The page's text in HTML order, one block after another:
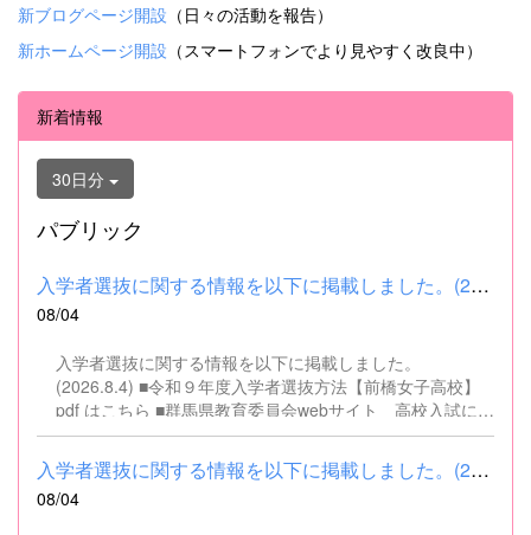
新ブログページ開設 （日々の活動を報告）
新ホームページ開設 （スマートフォンでより見やすく改良中）
新着情報
30日分
パブリック
入学者選抜に関する情報を以下に掲載しました。(2026.8.4) ■令和...
08/04
入学者選抜に関する情報を以下に掲載しました。
(2026.8.4) ■令和９年度入学者選抜方法【前橋女子高校】
pdf はこちら ■群馬県教育委員会webサイト 高校入試に関
するページはこちら
入学者選抜に関する情報を以下に掲載しました。(2026.8.4) ■令和...
08/04